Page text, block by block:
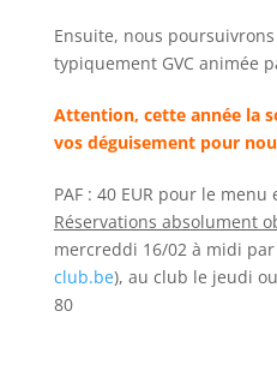
Ensuite, nous
typiquement GVC animée
Attention, cette année la
vos déguisement pour
PAF : 40 EUR pour le menu
Réservations absolument
mercreddi 16/02 à midi
club.be), au club le jeudi
80